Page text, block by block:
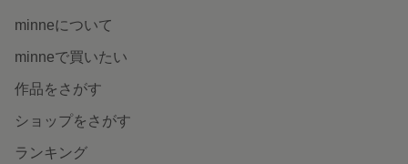
minneについて
minneで買いたい
作品をさがす
ショップをさがす
ランキング